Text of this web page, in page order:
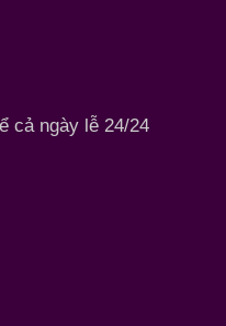
cả ngày lễ 24/24